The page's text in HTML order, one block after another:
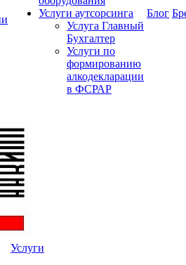
Услуги аутсорсинга
Услуга Главный
Бухгалтер
Услуги по
формированию
алкодекларации
в ФСРАР
Блог
Услуги